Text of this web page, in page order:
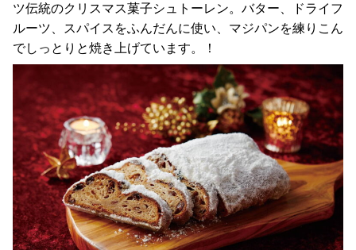
ツ伝統のクリスマス菓子シュトーレン。バター、ドライフ
ルーツ、スパイスをふんだんに使い、マジパンを練りこん
でしっとりと焼き上げています。！